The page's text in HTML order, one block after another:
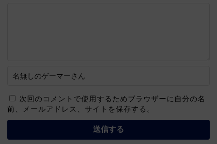
次回のコメントで使用するためブラウザーに自分の名
前、メールアドレス、サイトを保存する。